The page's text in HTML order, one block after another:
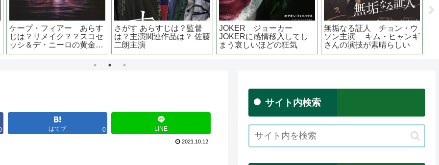
ジョーカー
に感情移入してし
しいほどの狂気
無垢なる証人 チョン・ウ
ソン主演 キム・ヒャンギ
さんの演技が素晴らしい
ミラクルシティコザ あらす
じは？監督は？主題歌は？
桐谷健太主演
ちょっと思い出しただけ あ
らすじは？監督は？主演の
関連作品は？ 池松壮亮主演
容疑者
み の堤
石神の演
い
はてブ 0 LINE
2021.10.12
サイト内検索